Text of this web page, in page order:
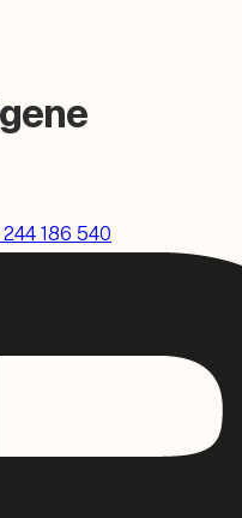
186 540